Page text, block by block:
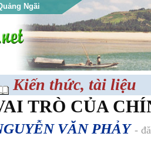
Ngãi
Kiến thức, tài liệu
TRÒ CỦA
VĂN PHẢY -